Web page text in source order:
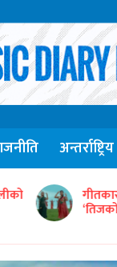
अन्तर्राष्ट्रिय
संजिव
गीत